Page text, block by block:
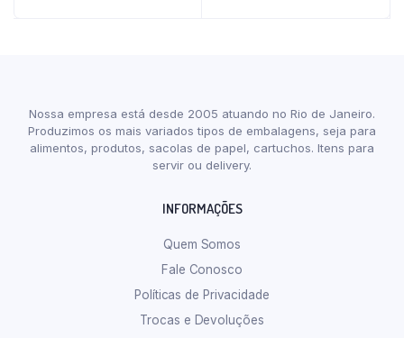
Nossa empresa está desde 2005 atuando no Rio de Janeiro.
Produzimos os mais variados tipos de embalagens, seja para
alimentos, produtos, sacolas de papel, cartuchos. Itens para
servir ou delivery.
INFORMAÇÕES
Quem Somos
Fale Conosco
Políticas de Privacidade
Trocas e Devoluções